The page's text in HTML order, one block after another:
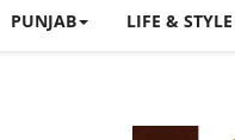
PUNJAB LIFE & STYLE